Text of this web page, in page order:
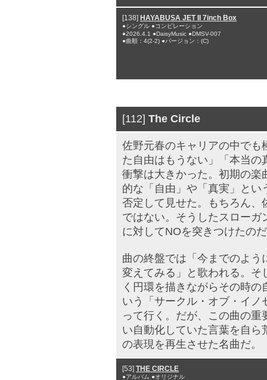
[138] HAYABUSA JET II 7inch Box
●シングル ●コンピレーション
●2026.4.1 ●DaisyMusic ●DMSV-007
●曲順：4(2-2) ●バージョン：(C)
[112] The Circle
佐野元春のキャリアの中でも
た自由はもうない」「本当
衝撃は大きかった。初期の楽
的な「自由」や「真実」と
否定して見せた。もちろん、
ではない。そうしたスロー
に対してNOを突きつけたの
曲の終盤では「今までのよ
変えてみる」と歌われる。そ
く円環を描きながらその時
いう「サークル・オブ・イ
って行く。だが、この曲の
い自動化していた言葉を自
の表現を再生させた名曲だ。
[53] THE CIRCLE
●アルバム ●オリジナル